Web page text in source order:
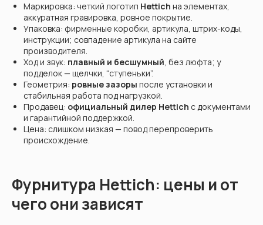
Маркировка: четкий логотип Hettich на элементах,
аккуратная гравировка, ровное покрытие.
Упаковка: фирменные коробки, артикула, штрих-коды,
инструкции; совпадение артикула на сайте
производителя.
Ход и звук: плавный и бесшумный, без люфта; у
подделок — щелчки, “ступеньки”.
Геометрия: ровные зазоры после установки и
стабильная работа под нагрузкой.
Продавец: официальный дилер Hettich с документами
и гарантийной поддержкой.
Цена: слишком низкая — повод перепроверить
происхождение.
Фурнитура Hettich: цены и от
чего они зависят